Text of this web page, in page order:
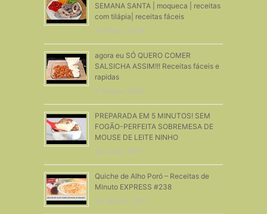
SEMANA SANTA | moqueca | receitas
com tilápia| receitas fáceis
24 Março, 2024
agora eu SÓ QUERO COMER
SALSICHA ASSIM!!! Receitas fáceis e
rapidas
9 Janeiro, 2024
PREPARADA EM 5 MINUTOS! SEM
FOGÃO-PERFEITA SOBREMESA DE
MOUSE DE LEITE NINHO
28 Junho, 2021
Quiche de Alho Poró – Receitas de
Minuto EXPRESS #238
26 Janeiro, 2017